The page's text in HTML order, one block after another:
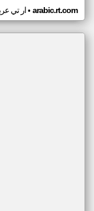
ار تي• arabic.rt.com